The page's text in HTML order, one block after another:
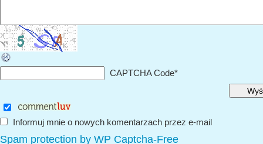
CAPTCHA Code*
Informuj mnie o nowych komentarzach przez e-mail
Spam protection by WP Captcha-Free